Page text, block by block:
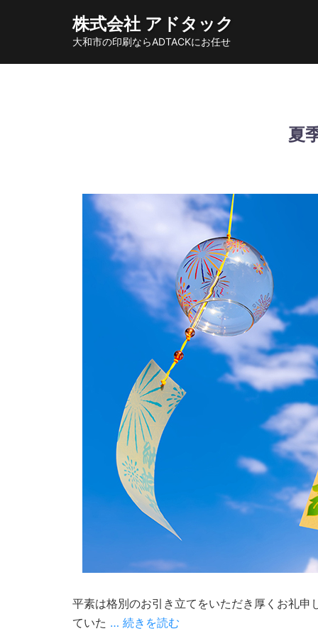
ン
株式会社 アドタック
大和市の印刷ならADTACKにお任せ
夏
平素は格別のお引き立てをいただき厚くお礼
ていた … 続きを読む